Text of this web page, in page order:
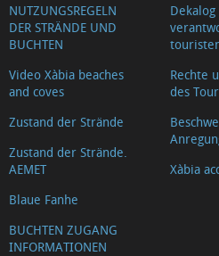
NUTZUNGSREGELN
DER STRÄNDE UND
BUCHTEN
Video Xàbia beaches
and coves
Zustand der Strände
Zustand der Strände.
AEMET
Blaue Fanhe
BUCHTEN ZUGANG
INFORMATIONEN
Dekalog
Rechte
des
Xàbia